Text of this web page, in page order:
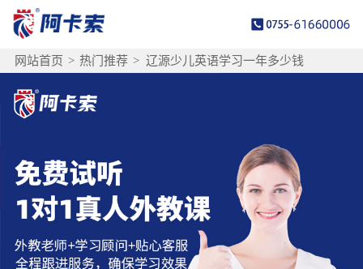
网站首页 > 热门推荐 > 辽源少儿英语学习一年多少钱